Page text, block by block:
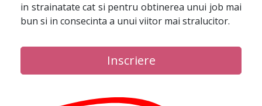
in strainatate cat si pentru obtinerea unui job mai
bun si in consecinta a unui viitor mai stralucitor.
Inscriere